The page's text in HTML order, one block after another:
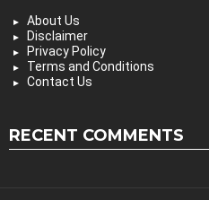
About Us
Disclaimer
Privacy Policy
Terms and Conditions
Contact Us
RECENT COMMENTS